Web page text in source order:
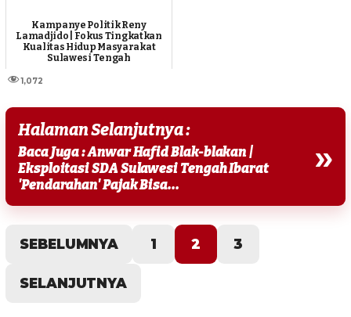
Kampanye Politik Reny
Lamadjido | Fokus Tingkatkan
Kualitas Hidup Masyarakat
Sulawesi Tengah
1,072
Halaman Selanjutnya :
Baca Juga : Anwar Hafid Blak-blakan |
Eksploitasi SDA Sulawesi Tengah Ibarat
'Pendarahan' Pajak Bisa...
»
SEBELUMNYA 1 2 3
SELANJUTNYA